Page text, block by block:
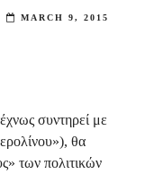
MARCH 9, 2015
συντηρεί με
θα
των πολιτικών